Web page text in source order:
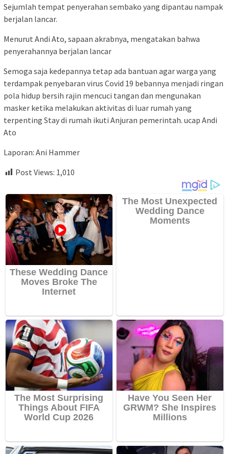
Sejumlah tempat penyerahan sembako yang dipantau nampak
berjalan lancar.
Menurut Andi Ato, sapaan akrabnya, mengatakan bahwa
penyerahannya berjalan lancar
Semoga saja kedepannya tetap ada bantuan agar warga yang
terdampak penyebaran virus Covid 19 bebannya menjadi ringan
pola hidup bersih rajin mencuci tangan dan mengunakan
masker ketika melakukan aktivitas di luar rumah yang
terpenting Stay di rumah ikuti Anjuran pemerintah. ucap Andi
Ato
Laporan: Ani Hammer
Post Views: 1,010